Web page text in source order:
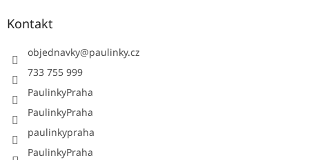
Kontakt
objednavky@paulinky.cz
733 755 999
PaulinkyPraha
PaulinkyPraha
paulinkypraha
PaulinkyPraha